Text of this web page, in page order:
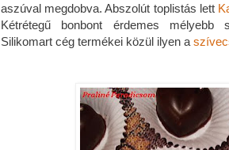
aszúval megdobva. Abszolút toplistás lett
Kétrétegű bonbont érdemes mélyebb
Silikomart cég termékei közül ilyen a